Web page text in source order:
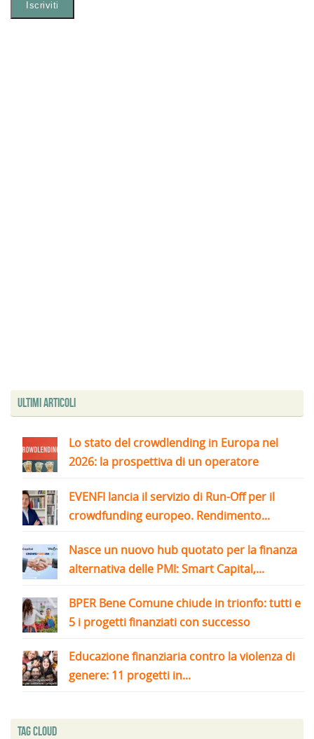
Ultimi articoli
Lo stato del crowdlending in Europa nel
2026: la prospettiva di un operatore
EVENFI lancia il servizio di Run-Off per il
crowdfunding europeo. Rendimento...
Nasce un nuovo hub quotato per la finanza
alternativa delle PMI: Smart Capital,...
BPER Bene Comune chiude in trionfo: tutti e
5 i progetti finanziati con successo
Educazione finanziaria contro la violenza di
genere: 11 progetti in...
Tag Cloud